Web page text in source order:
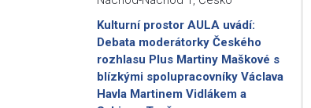
Kulturní prostor AULA uvádí:
Debata moderátorky Českého
rozhlasu Plus Martiny Maškové s
blízkými spolupracovníky Václava
Havla Martinem Vidlákem a